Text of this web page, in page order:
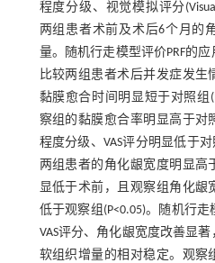
程度分级、视觉模拟评分
两组患者术前及术后6个月的
量。随机行走模型评价PRF的
比较两组患者术后并发症发生
黏膜愈合时间明显短于对照组
察组的黏膜愈合率明显高于对
程度分级、VAS评分明显低于对
两组患者的角化龈宽度明显高
显低于术前，且观察组角化龈
低于观察组(P<0.05)。随机行
VAS评分、角化龈宽度改善显
软组织增量的相对稳定。观察